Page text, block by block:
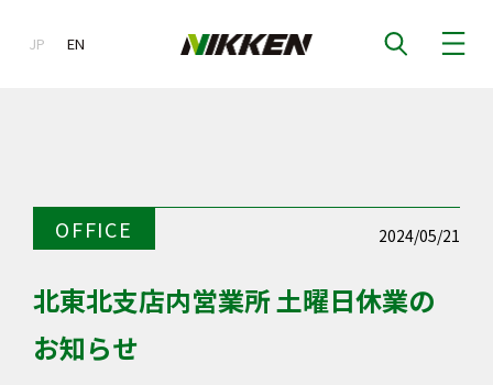
EN
JP EN
OFFICE 2024/05/21
北東北支店内営業所 土曜日休業の
お知らせ